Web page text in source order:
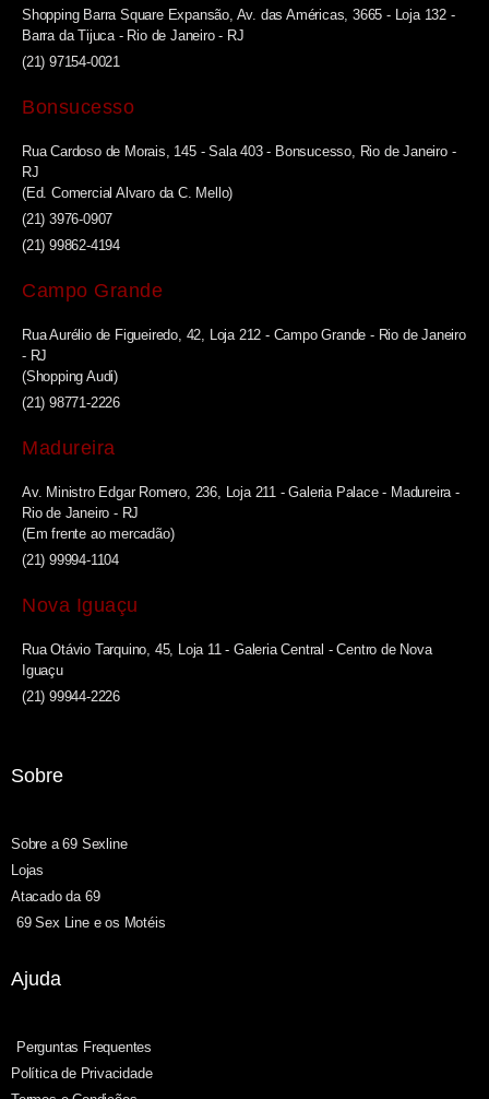
Shopping Barra Square Expansão, Av. das Américas, 3665 - Loja 132 -
Barra da Tijuca - Rio de Janeiro - RJ
(21) 97154-0021
Bonsucesso
Rua Cardoso de Morais, 145 - Sala 403 - Bonsucesso, Rio de Janeiro -
RJ
(Ed. Comercial Alvaro da C. Mello)
(21) 3976-0907
(21) 99862-4194
Campo Grande
Rua Aurélio de Figueiredo, 42, Loja 212 - Campo Grande - Rio de Janeiro
- RJ
(Shopping Audi)
(21) 98771-2226
Madureira
Av. Ministro Edgar Romero, 236, Loja 211 - Galeria Palace - Madureira -
Rio de Janeiro - RJ
(Em frente ao mercadão)
(21) 99994-1104
Nova Iguaçu
Rua Otávio Tarquino, 45, Loja 11 - Galeria Central - Centro de Nova
Iguaçu
(21) 99944-2226
Sobre
Sobre a 69 Sexline
Lojas
Atacado da 69
69 Sex Line e os Motéis
Ajuda
Perguntas Frequentes
Política de Privacidade